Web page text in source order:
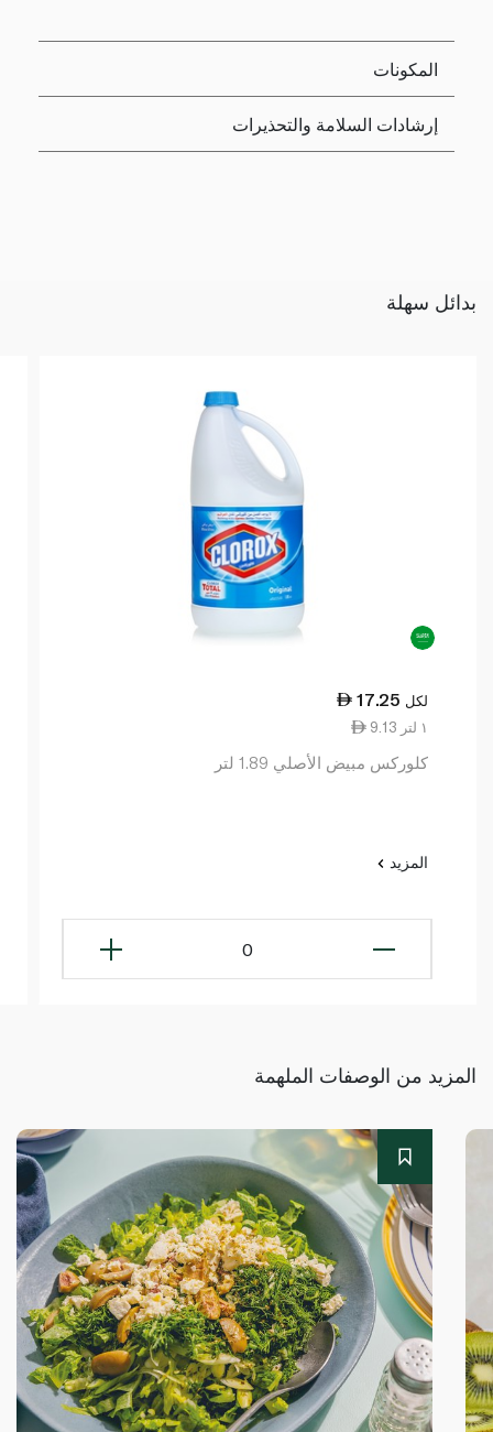
المكونات
إرشادات السلامة والتحذيرات
بدائل سهلة
17.25 لكل
9.13 ١ لتر
كلوركس مبيض الأصلي 1.89 لتر
المزيد
0
المزيد من الوصفات الملهمة